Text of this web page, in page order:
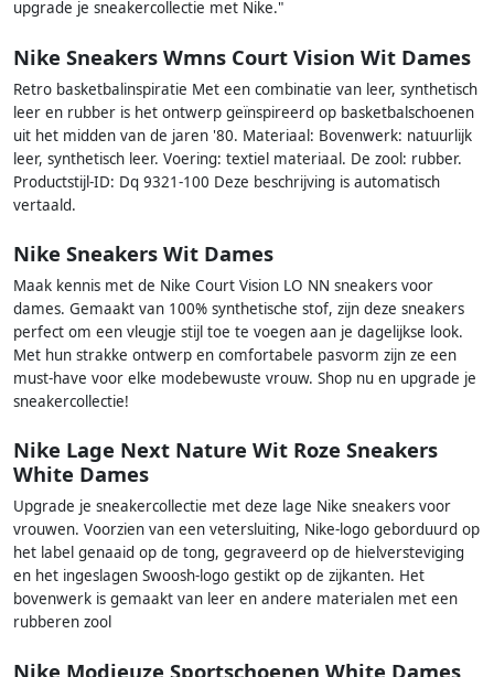
upgrade je sneakercollectie met Nike."
Nike Sneakers Wmns Court Vision Wit Dames
Retro basketbalinspiratie Met een combinatie van leer, synthetisch
leer en rubber is het ontwerp geïnspireerd op basketbalschoenen
uit het midden van de jaren '80. Materiaal: Bovenwerk: natuurlijk
leer, synthetisch leer. Voering: textiel materiaal. De zool: rubber.
Productstijl-ID: Dq 9321-100 Deze beschrijving is automatisch
vertaald.
Nike Sneakers Wit Dames
Maak kennis met de Nike Court Vision LO NN sneakers voor
dames. Gemaakt van 100% synthetische stof, zijn deze sneakers
perfect om een vleugje stijl toe te voegen aan je dagelijkse look.
Met hun strakke ontwerp en comfortabele pasvorm zijn ze een
must-have voor elke modebewuste vrouw. Shop nu en upgrade je
sneakercollectie!
Nike Lage Next Nature Wit Roze Sneakers
White Dames
Upgrade je sneakercollectie met deze lage Nike sneakers voor
vrouwen. Voorzien van een vetersluiting, Nike-logo geborduurd op
het label genaaid op de tong, gegraveerd op de hielversteviging
en het ingeslagen Swoosh-logo gestikt op de zijkanten. Het
bovenwerk is gemaakt van leer en andere materialen met een
rubberen zool
Nike Modieuze Sportschoenen White Dames